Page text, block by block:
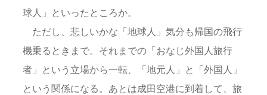
球人」といったところか。
ただし、悲しいかな「地球人」気分も帰国の飛行
機乗るときまで。それまでの「おなじ外国人旅行
者」という立場から一転、「地元人」と「外国人」
という関係になる。あとは成田空港に到着して、旅